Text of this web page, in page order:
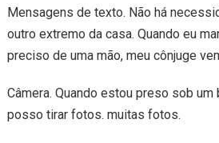
Mensagens de texto. Não há
outro extremo da casa. Quando eu
preciso de uma mão, meu cônjuge
Câmera. Quando estou preso sob
posso tirar fotos. muitas fotos.